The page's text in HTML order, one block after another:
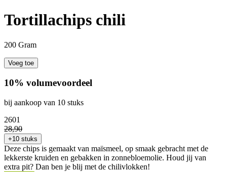
Tortillachips chili
200 Gram
Voeg toe
10% volumevoordeel
bij aankoop van 10 stuks
2601
28,90
+10 stuks
Deze chips is gemaakt van maïsmeel, op smaak gebracht met de
lekkerste kruiden en gebakken in zonnebloemolie. Houd jij van
extra pit? Dan ben je blij met de chilivlokken!